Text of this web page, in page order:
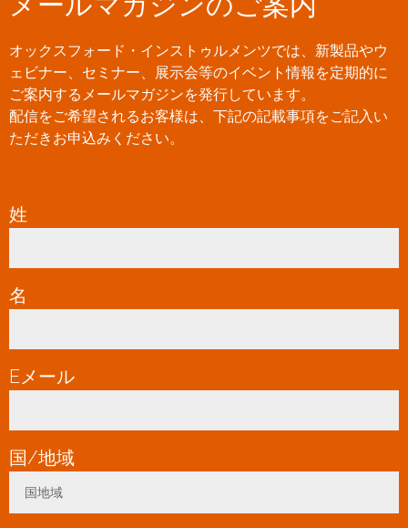
オックスフォード・インストゥルメンツでは、新製品やウ
ェビナー、セミナー、展示会等のイベント情報を定期的に
ご案内するメールマガジンを発行しています。
配信をご希望されるお客様は、下記の記載事項をご記入い
ただきお申込みください。
姓
名
Eメール
国/地域
国地域